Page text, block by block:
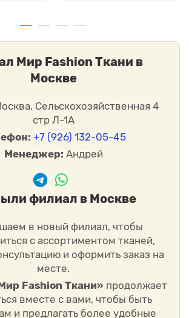
Мир Fashion Ткани в
Москве
Сельскохозяйственная 4
стр Л-1А
+7 (926) 132-05-45
Менеджер: Андрей
филиал в Москве
в новый филиал, чтобы
с ассортиментом тканей,
и оформить заказ на
месте.
Fashion Ткани» продолжает
вместе с вами, чтобы быть
и предлагать более удобные